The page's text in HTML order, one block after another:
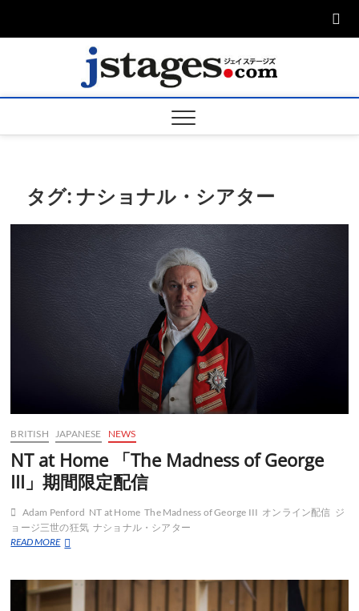
ージ
タグ:ナショナル・シアター
BRITISH JAPANESE NEWS
NT at Home 「The Madness of George
III」期間限定配信
Adam Penford NT at Home The Madness of George III オンライン配信 ジ
ョージ三世の狂気 ナショナル・シアター
READ MORENT
「The
Madness